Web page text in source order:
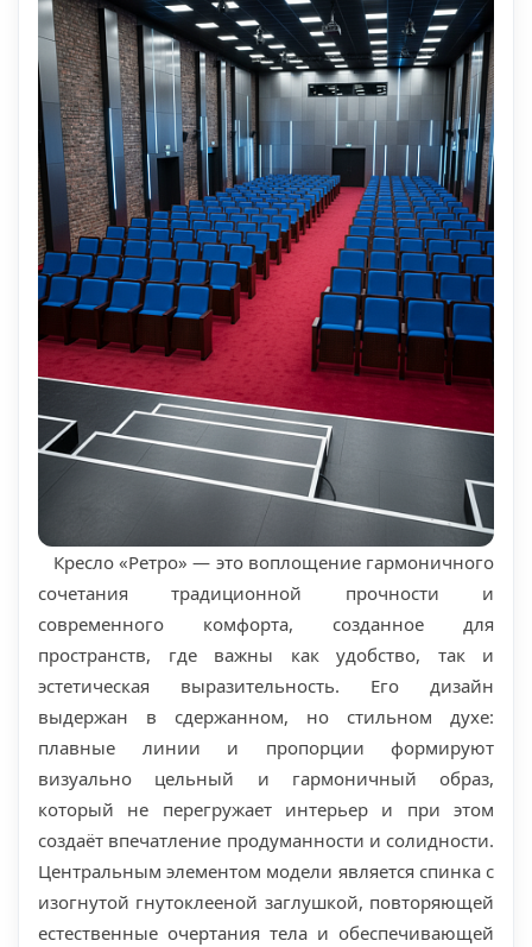
Плотность формованного
ППУ, кг/м3
55 кг/м3
Крепление к полу Обязательно
Механизм откидывания
сидения: Комбинация
пружины и дэмфера
Гравитационныей механизм
Объем ед. товара (в упаковке) 0,2 м3
Вес ед. товара 20 кг
Срок поставки 30 дней
Кресло «Ретро» — это воплощение гармоничного
сочетания традиционной прочности и
современного комфорта, созданное для
пространств, где важны как удобство, так и
эстетическая выразительность. Его дизайн
выдержан в сдержанном, но стильном духе:
плавные линии и пропорции формируют
визуально цельный и гармоничный образ,
который не перегружает интерьер и при этом
создаёт впечатление продуманности и солидности.
Центральным элементом модели является спинка с
изогнутой гнутоклееной заглушкой, повторяющей
естественные очертания тела и обеспечивающей